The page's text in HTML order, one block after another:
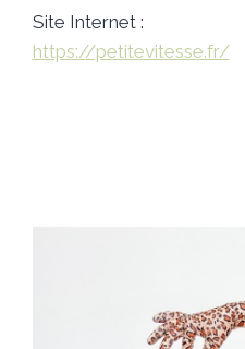
Site Internet :
https://petitevitesse.fr/